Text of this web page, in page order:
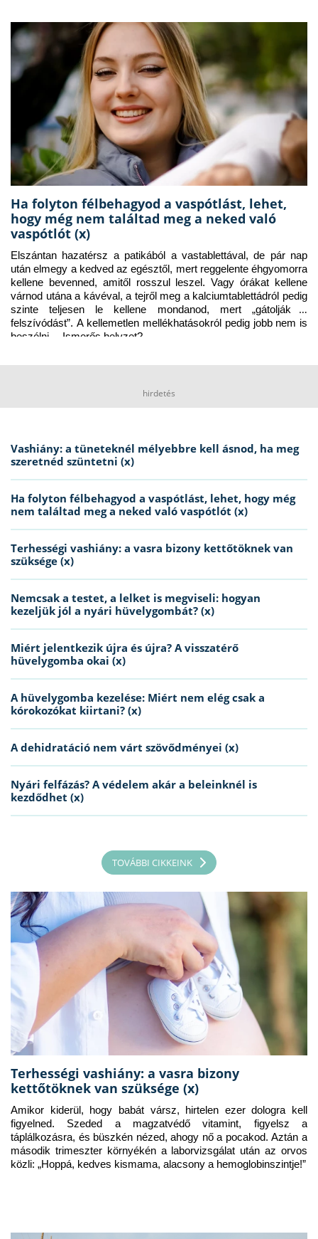
Ha folyton félbehagyod a vaspótlást, lehet,
hogy még nem találtad meg a neked való
vaspótlót (x)
Elszántan hazatérsz a patikából a vastablettával, de pár nap
után elmegy a kedved az egésztől, mert reggelente éhgyomorra
kellene bevenned, amitől rosszul leszel. Vagy órákat kellene
várnod utána a kávéval, a tejről meg a kalciumtablettádról pedig
szinte teljesen le kellene mondanod, mert „gátolják a
felszívódást”. A kellemetlen mellékhatásokról pedig jobb nem is
beszélni… Ismerős helyzet?
hirdetés
Vashiány: a tüneteknél mélyebbre kell ásnod, ha meg
szeretnéd szüntetni (x)
Ha folyton félbehagyod a vaspótlást, lehet, hogy még
nem találtad meg a neked való vaspótlót (x)
Terhességi vashiány: a vasra bizony kettőtöknek van
szüksége (x)
Nemcsak a testet, a lelket is megviseli: hogyan
kezeljük jól a nyári hüvelygombát? (x)
Miért jelentkezik újra és újra? A visszatérő
hüvelygomba okai (x)
A hüvelygomba kezelése: Miért nem elég csak a
kórokozókat kiirtani? (x)
A dehidratáció nem várt szövődményei (x)
Nyári felfázás? A védelem akár a beleinknél is
kezdődhet (x)
TOVÁBBI CIKKEINK
Terhességi vashiány: a vasra bizony
kettőtöknek van szüksége (x)
Amikor kiderül, hogy babát vársz, hirtelen ezer dologra kell
figyelned. Szeded a magzatvédő vitamint, figyelsz a
táplálkozásra, és büszkén nézed, ahogy nő a pocakod. Aztán a
második trimeszter környékén a laborvizsgálat után az orvos
közli: „Hoppá, kedves kismama, alacsony a hemoglobinszintje!”